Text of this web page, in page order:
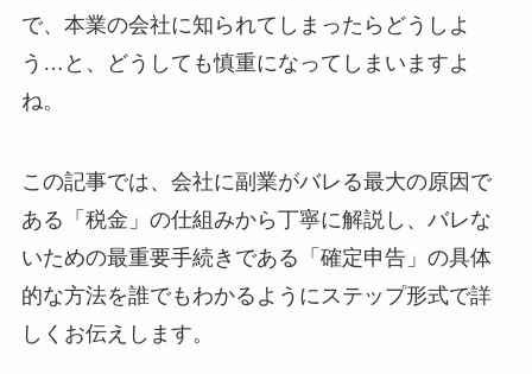
で、本業の会社に知られてしまったらどうしよ
う…と、どうしても慎重になってしまいますよ
ね。
この記事では、会社に副業がバレる最大の原因で
ある「税金」の仕組みから丁寧に解説し、バレな
いための最重要手続きである「確定申告」の具体
的な方法を誰でもわかるようにステップ形式で詳
しくお伝えします。